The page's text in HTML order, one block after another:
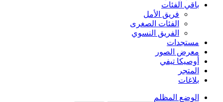
باقي الفئات
فريق الأمل
الفئات الصغرى
الفريق النسوي
مستجدات
معرض الصور
أوصيكا تيفي
المتجر
بلاغات
الوضع المظلم